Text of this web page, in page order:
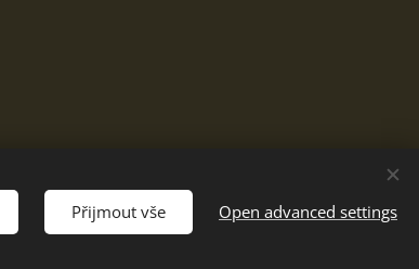
Přijmout vše Open advanced settings